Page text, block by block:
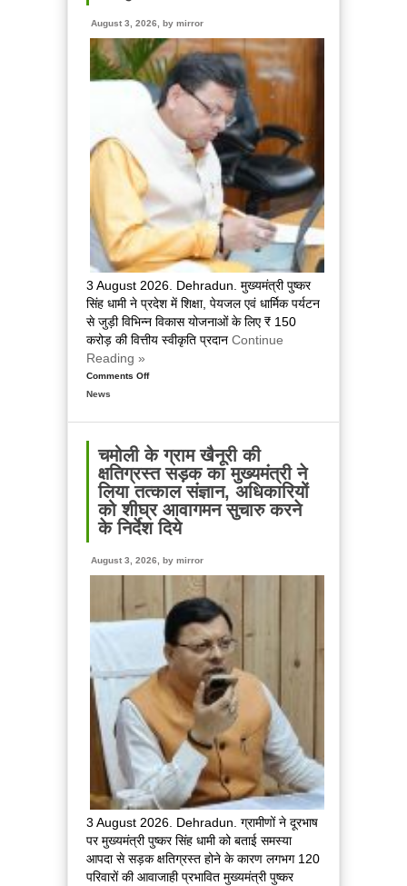
होगा
सुदृढ़ीकरण
एवं
आधुनिकीकरण
August 3, 2026, by mirror
3 August 2026. Dehradun. मुख्यमंत्री पुष्कर
सिंह धामी ने प्रदेश में शिक्षा, पेयजल एवं धार्मिक पर्यटन
से जुड़ी विभिन्न विकास योजनाओं के लिए ₹ 150
करोड़ की वित्तीय स्वीकृति प्रदान Continue
Reading »
Comments Offon
की
विभिन्न
विकास
योजनाओं
एवं
कार्यों
के
150
करोड़
की
वित्तीय
News
चमोली के ग्राम खैनूरी की
क्षतिग्रस्त सड़क का मुख्यमंत्री ने
लिया तत्काल संज्ञान, अधिकारियों
को शीघ्र आवागमन सुचारु करने
के निर्देश दिये
August 3, 2026, by mirror
3 August 2026. Dehradun. ग्रामीणों ने दूरभाष
पर मुख्यमंत्री पुष्कर सिंह धामी को बताई समस्या
आपदा से सड़क क्षतिग्रस्त होने के कारण लगभग 120
परिवारों की आवाजाही प्रभावित मुख्यमंत्री पुष्कर